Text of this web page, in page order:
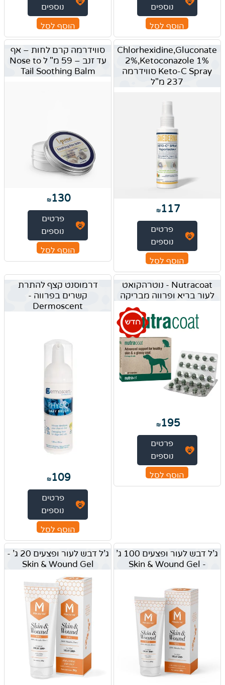
נוספים
הוסף לסל
נוספים
הוסף לסל
Chlorhexidine,Gluconate
2%,Ketoconazole 1%
Keto-C Spray סווידרמה
237 מ"ל
₪117
פרטים
נוספים
הוסף לסל
סווידרמה קרם לחות – אף
עד זנב – 59 מ" ל Nose to
Tail Soothing Balm
₪130
פרטים
נוספים
הוסף לסל
Nutracoat - נוטרהקואט
לעור בריא ופרווה מבריקה
₪195
פרטים
נוספים
הוסף לסל
דרמוסנט קצף להתרת
קשרים בפרווה -
Dermoscent
₪109
פרטים
נוספים
הוסף לסל
ג'ל דבש לעור ופצעים 100 ג'
- Skin & Wound Gel
ג'ל דבש לעור ופצעים 20 ג' -
Skin & Wound Gel